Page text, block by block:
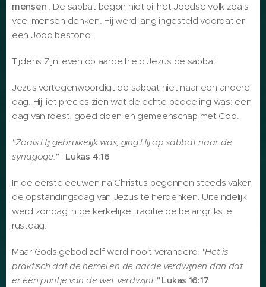
mensen . De sabbat begon niet bij het Joodse volk zoals
veel mensen denken. Hij werd lang ingesteld voordat er
een Jood bestond!
Tijdens Zijn leven op aarde hield Jezus de sabbat.
Jezus vertegenwoordigt de sabbat niet naar een andere
dag. Hij liet precies zien wat de echte bedoeling was: een
dag van roest, goed doen en gemeenschap met God.
"Zoals Hij gebruikelijk was, ging Hij op sabbat naar de
synagoge." Lukas 4:16
In de eerste eeuwen na Christus begonnen steeds vaker
de opstandingsdag van Jezus te herdenken. Uiteindelijk
werd zondag in de kerkelijke traditie de belangrijkste
rustdag.
Maar Gods gebod zelf werd nooit veranderd. "Het is
praktisch dat de hemel en de aarde verdwijnen dan dat
er één puntje van de wet verdwijnt." Lukas 16:17